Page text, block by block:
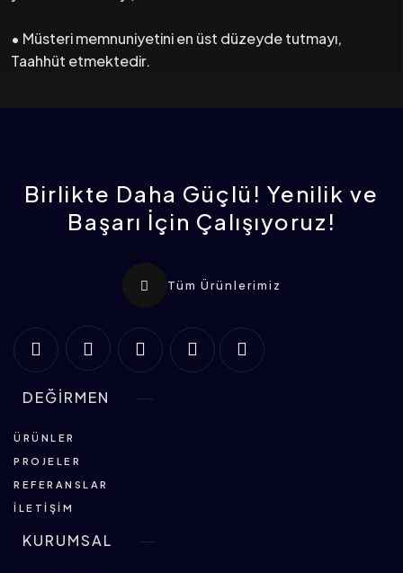
• Müsteri memnuniyetini en üst düzeyde tutmayı,
Taahhüt etmektedir.
Birlikte Daha Güçlü! Yenilik ve
Başarı İçin Çalışıyoruz!
Tüm Ürünlerimiz
DEĞİRMEN
ÜRÜNLER
PROJELER
REFERANSLAR
İLETIŞIM
KURUMSAL